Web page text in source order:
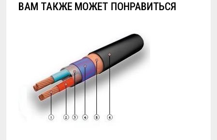
ВАМ ТАКЖЕ МОЖЕТ ПОНРАВИТЬСЯ